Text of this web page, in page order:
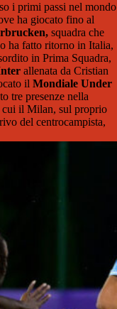
i primi passi nel mondo
ha giocato fino al
squadra che
ha fatto ritorno in Italia,
in Prima Squadra,
allenata da Cristian
il Mondiale Under
tre presenze nella
cui il Milan, sul proprio
del centrocampista,